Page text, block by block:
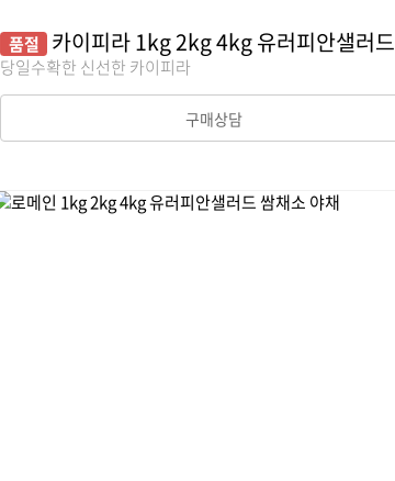
품절 카이피라 1kg 2kg 4kg 유러피안샐러드 쌈채소 야채
당일수확한 신선한 카이피라
구매상담